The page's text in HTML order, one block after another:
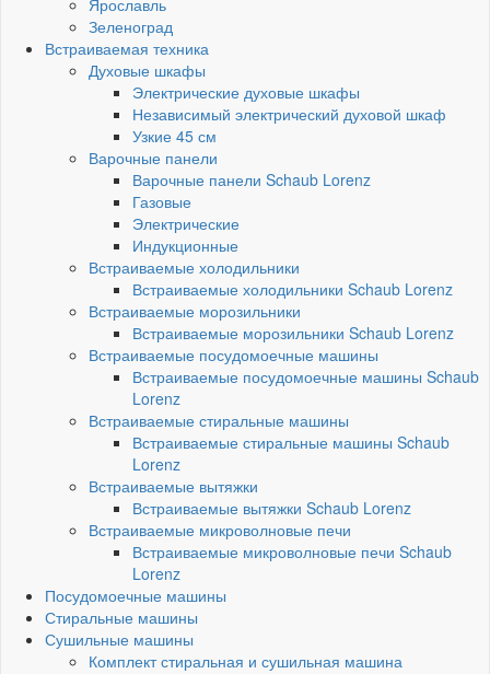
Ярославль
Зеленоград
Встраиваемая техника
Духовые шкафы
Электрические духовые шкафы
Независимый электрический духовой шкаф
Узкие 45 см
Варочные панели
Варочные панели Schaub Lorenz
Газовые
Электрические
Индукционные
Встраиваемые холодильники
Встраиваемые холодильники Schaub Lorenz
Встраиваемые морозильники
Встраиваемые морозильники Schaub Lorenz
Встраиваемые посудомоечные машины
Встраиваемые посудомоечные машины Schaub
Lorenz
Встраиваемые стиральные машины
Встраиваемые стиральные машины Schaub
Lorenz
Встраиваемые вытяжки
Встраиваемые вытяжки Schaub Lorenz
Встраиваемые микроволновые печи
Встраиваемые микроволновые печи Schaub
Lorenz
Посудомоечные машины
Стиральные машины
Сушильные машины
Комплект стиральная и сушильная машина